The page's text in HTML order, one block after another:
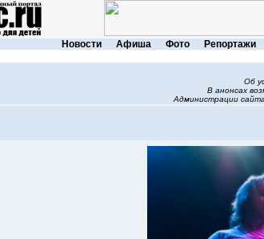
Новости Афиша Фото Репортажи
Об
В анонсах
Администрации